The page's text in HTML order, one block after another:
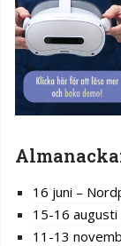
16 juni –
15-16
11-13